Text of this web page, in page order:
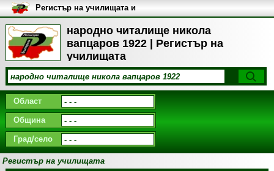
народно читалище никола
вапцаров 1922 | Регистър на
училищата
Регистър на училищата и
университетите в България
Област
Община
Град/село
Регистър на училищата